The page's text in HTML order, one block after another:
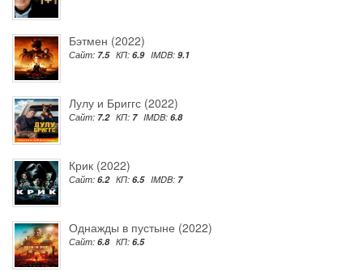
Бэтмен (2022)
Сайт: 7.5 КП: 6.9 IMDB: 9.1
Лулу и Бриггс (2022)
Сайт: 7.2 КП: 7 IMDB: 6.8
Крик (2022)
Сайт: 6.2 КП: 6.5 IMDB: 7
Однажды в пустыне (2022)
Сайт: 6.8 КП: 6.5